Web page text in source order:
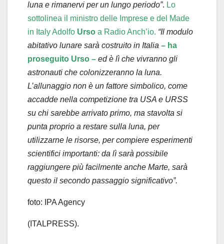
luna e rimanervi per un lungo periodo”. Lo
sottolinea il ministro delle Imprese e del Made
in Italy Adolfo Urso a Radio Anch’io. “Il modulo
abitativo lunare sarà costruito in Italia – ha
proseguito Urso – ed è lì che vivranno gli
astronauti che colonizzeranno la luna.
L’allunaggio non è un fattore simbolico, come
accadde nella competizione tra USA e URSS
su chi sarebbe arrivato primo, ma stavolta si
punta proprio a restare sulla luna, per
utilizzarne le risorse, per compiere esperimenti
scientifici importanti: da lì sarà possibile
raggiungere più facilmente anche Marte, sarà
questo il secondo passaggio significativo”.
foto: IPA Agency
(ITALPRESS).